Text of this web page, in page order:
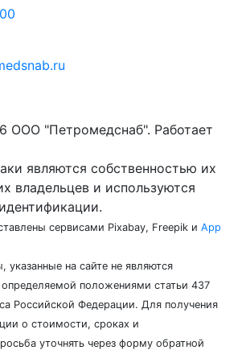
ООО "Петромедснаб". Работает
являются собственностью их
владельцев и используются
сервисами Pixabay, Freepik и App
на сайте не являются
положениями статьи 437
Российской Федерации. Для получения
о стоимости, сроках и
уточнять через форму обратной